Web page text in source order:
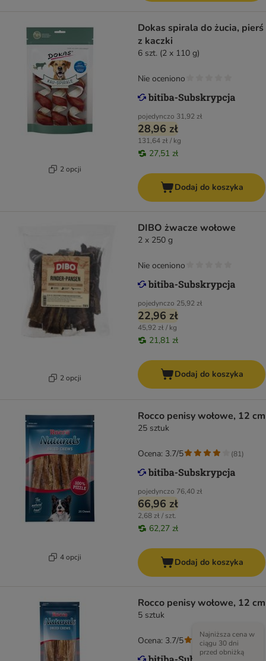
2 opcji
Dokas spirala do żucia, pierś
z kaczki
6 szt. (2 x 110 g)
pojedynczo 31,92 zł
28,96 zł
131,64 zł / kg
27,51 zł
Nie oceniono
Dodaj do koszyka
2 opcji
DIBO żwacze wołowe
2 x 250 g
pojedynczo 25,92 zł
22,96 zł
45,92 zł / kg
21,81 zł
Nie oceniono
Dodaj do koszyka
4 opcji
Rocco penisy wołowe, 12 cm
25 sztuk
pojedynczo 76,40 zł
66,96 zł
2,68 zł / szt.
62,27 zł
Ocena: 3.7/5 (81)
Dodaj do koszyka
Rocco penisy wołowe, 12 cm
5 sztuk
Najniższa cena w
ciągu 30 dni
przed obniżką
Ocena: 3.7/5 (81